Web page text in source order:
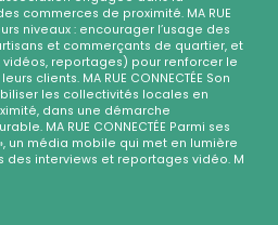
mesure
Blog
FAQ
commerces de proximité. MA RUE
niveaux : encourager l’usage des
et commerçants de quartier, et
reportages) pour renforcer le
clients. MA RUE CONNECTÉE Son
les collectivités locales en
dans une démarche
MA RUE CONNECTÉE Parmi ses
un média mobile qui met en lumière
interviews et reportages vidéo. M